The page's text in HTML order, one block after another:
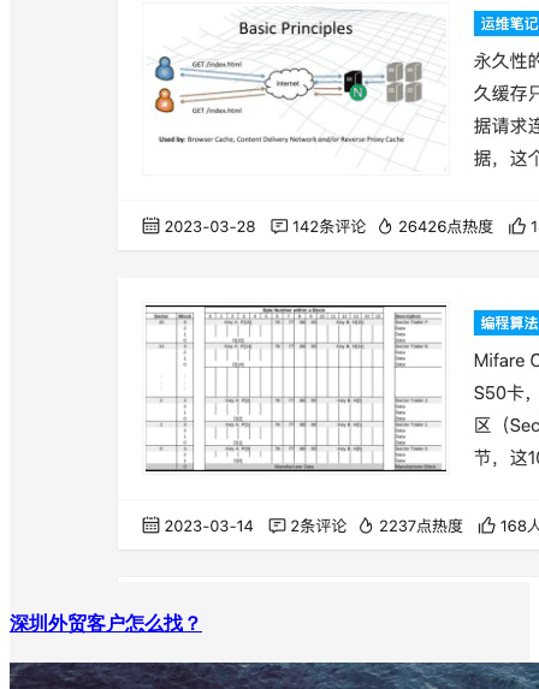
深圳外贸客户怎么找？